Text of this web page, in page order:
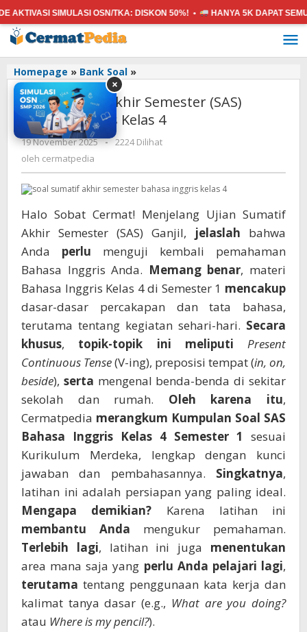
Lewati
ke
konten
SIMULASI OSN/TKA:DISKON 50%! • HANYA 5KDAPAT SEMUA
Homepage » Bank Soal »Soal
Akhir
Semester
(SAS)
Bahasa
Kelas
4
Soal Sumatif Akhir Semester (SAS)
Bahasa Inggris Kelas 4
19 November 2025 oleh
- 2224 Dilihat
oleh cermatpedia
Halo Sobat Cermat! Menjelang Ujian Sumatif
Akhir Semester (SAS) Ganjil, jelaslah bahwa
Anda perlu menguji kembali pemahaman
Bahasa Inggris Anda. Memang benar, materi
Bahasa Inggris Kelas 4 di Semester 1 mencakup
dasar-dasar percakapan dan tata bahasa,
terutama tentang kegiatan sehari-hari. Secara
khusus, topik-topik ini meliputi
Present
Continuous Tense(V-ing), preposisi tempat (in, on,
beside), serta mengenal benda-benda di sekitar
sekolah dan rumah. Oleh karena itu,
Cermatpedia merangkum Kumpulan Soal SAS
Bahasa Inggris Kelas 4 Semester 1
sesuai
Kurikulum Merdeka, lengkap dengan kunci
jawaban dan pembahasannya. Singkatnya,
latihan ini adalah persiapan yang paling ideal.
Mengapa demikian? Karena latihan ini
membantu Anda mengukur pemahaman.
Terlebih lagi, latihan ini juga menentukan
area mana saja yang perlu Anda pelajari lagi,
terutama tentang penggunaan kata kerja dan
kalimat tanya dasar (e.g., What are you doing?
atau Where is my pencil?).
×